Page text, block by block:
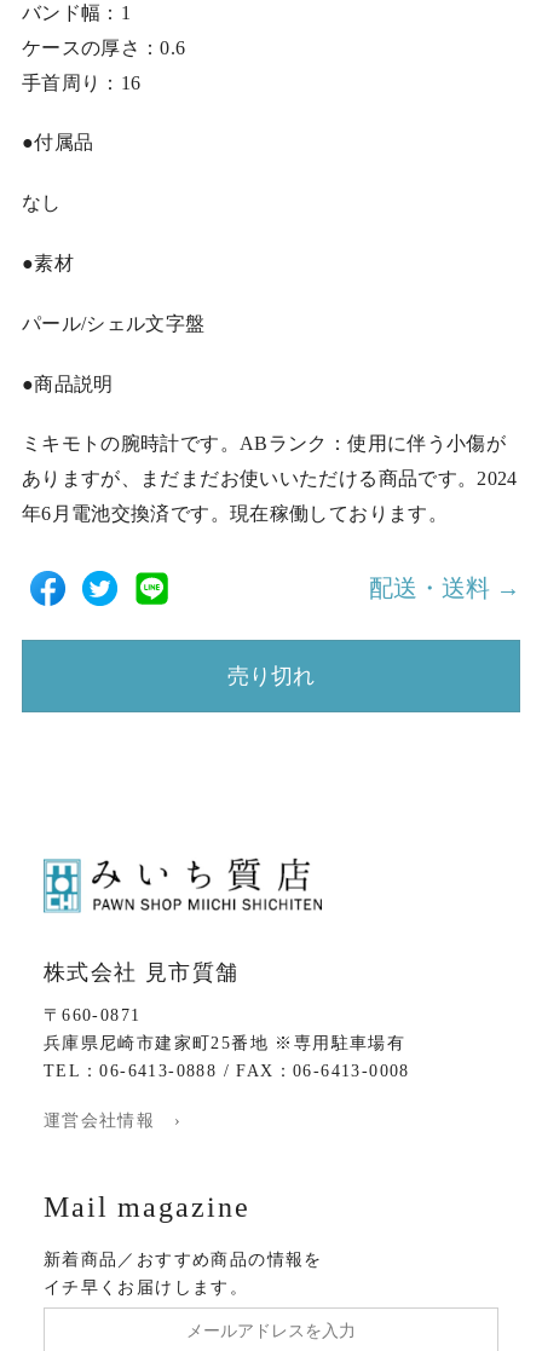
バンド幅：1
ケースの厚さ：0.6
手首周り：16
●付属品
なし
●素材
パール/シェル文字盤
●商品説明
ミキモトの腕時計です。ABランク：使用に伴う小傷が
ありますが、まだまだお使いいただける商品です。2024
年6月電池交換済です。現在稼働しております。
配送・送料 →
売り切れ
株式会社 見市質舗
〒660-0871
兵庫県尼崎市建家町25番地 ※専用駐車場有
TEL：06-6413-0888 / FAX：06-6413-0008
運営会社情報 ›
Mail magazine
新着商品／おすすめ商品の情報を
イチ早くお届けします。